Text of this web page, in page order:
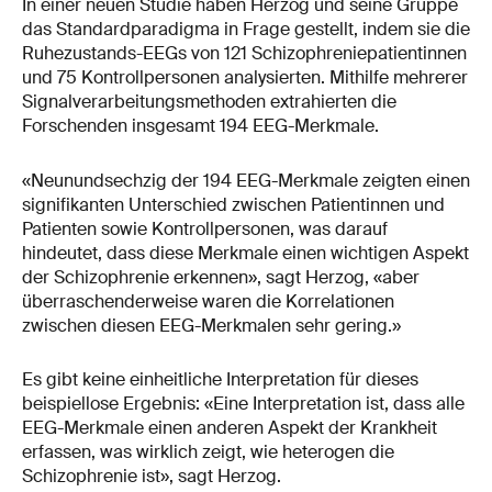
In einer neuen Studie haben Herzog und seine Gruppe
das Standardparadigma in Frage gestellt, indem sie die
Ruhezustands-EEGs von 121 Schizophreniepatientinnen
und 75 Kontrollpersonen analysierten. Mithilfe mehrerer
Signalverarbeitungsmethoden extrahierten die
Forschenden insgesamt 194 EEG-Merkmale.
«Neunundsechzig der 194 EEG-Merkmale zeigten einen
signifikanten Unterschied zwischen Patientinnen und
Patienten sowie Kontrollpersonen, was darauf
hindeutet, dass diese Merkmale einen wichtigen Aspekt
der Schizophrenie erkennen», sagt Herzog, «aber
überraschenderweise waren die Korrelationen
zwischen diesen EEG-Merkmalen sehr gering.»
Es gibt keine einheitliche Interpretation für dieses
beispiellose Ergebnis: «Eine Interpretation ist, dass alle
EEG-Merkmale einen anderen Aspekt der Krankheit
erfassen, was wirklich zeigt, wie heterogen die
Schizophrenie ist», sagt Herzog.